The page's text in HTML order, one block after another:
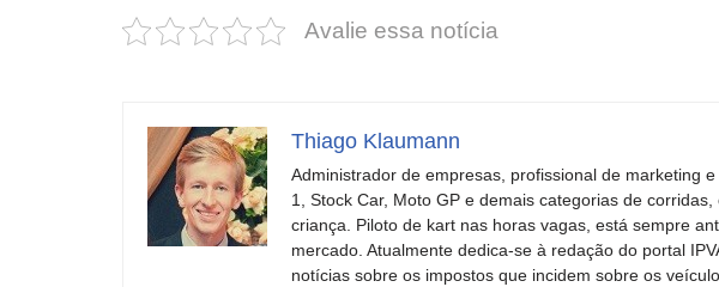
Avalie essa notícia
Thiago Klaumann
Administrador de empresas, profissional de marketing
1, Stock Car, Moto GP e demais categorias de
criança. Piloto de kart nas horas vagas, está sempre
mercado. Atualmente dedica-se à redação do portal
notícias sobre os impostos que incidem sobre os